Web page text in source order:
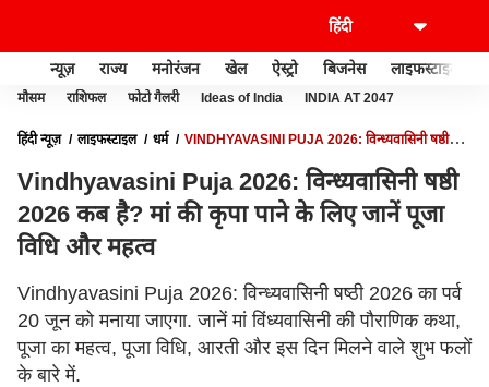
न्यूज़ राज्य मनोरंजन खेल ऐस्ट्रो बिजनेस लाइफस्टाइल
मौसम राशिफल फोटो गैलरी Ideas of India INDIA AT 2047
हिंदी न्यूज़ लाइफस्टाइल धर्म
VINDHYAVASINI PUJA 2026: विन्ध्यवासिनी षष्ठी
Vindhyavasini Puja 2026: विन्ध्यवासिनी षष्ठी
2026 कब है? मां की कृपा पाने के लिए जानें पूजा
विधि और महत्व
Vindhyavasini Puja 2026: विन्ध्यवासिनी षष्ठी 2026 का पर्व
20 जून को मनाया जाएगा. जानें मां विंध्यवासिनी की पौराणिक कथा,
पूजा का महत्व, पूजा विधि, आरती और इस दिन मिलने वाले शुभ फलों
के बारे में.